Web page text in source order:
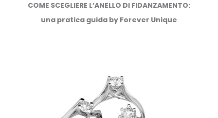
COME SCEGLIERE L’ANELLO DI FIDANZAMENTO:
una pratica guida by Forever Unique